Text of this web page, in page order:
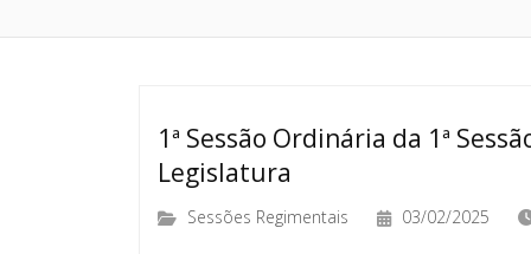
1ª Sessão Ordinária da 1ª
Legislatura
Sessões Regimentais 03/02/2025